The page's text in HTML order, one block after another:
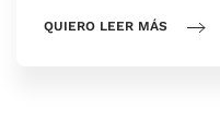
QUIERO LEER MÁS